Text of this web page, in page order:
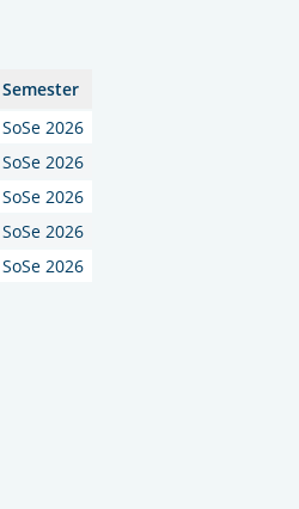
Semester
SoSe 2026
SoSe 2026
SoSe 2026
SoSe 2026
SoSe 2026